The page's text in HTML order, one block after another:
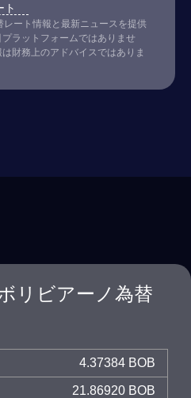
ト
ート情報と最新ニュースを提供
ラットフォームではありませ
財務上のアドバイスではありま
リビアーノ為替
4.37384 BOB
21.86920 BOB